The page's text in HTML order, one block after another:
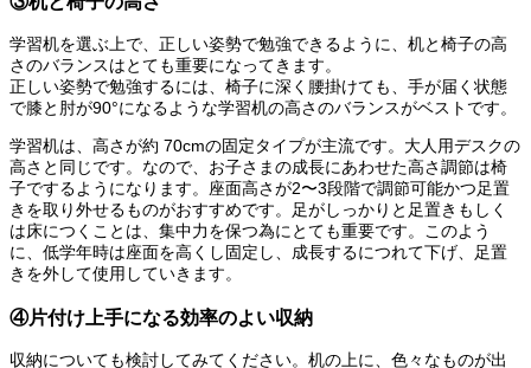
学習机を選ぶ上で、正しい姿勢で勉強できるように、机と椅子の高
さのバランスはとても重要になってきます。
正しい姿勢で勉強するには、椅子に深く腰掛けても、手が届く状態
で膝と肘が90°になるような学習机の高さのバランスがベストです。
学習机は、高さが約 70cmの固定タイプが主流です。大人用デスクの
高さと同じです。なので、お子さまの成長にあわせた高さ調節は椅
子でするようになります。座面高さが2〜3段階で調節可能かつ足置
きを取り外せるものがおすすめです。足がしっかりと足置きもしく
は床につくことは、集中力を保つ為にとても重要です。このよう
に、低学年時は座面を高くし固定し、成長するにつれて下げ、足置
きを外して使用していきます。
④片付け上手になる効率のよい収納
収納についても検討してみてください。机の上に、色々なものが出